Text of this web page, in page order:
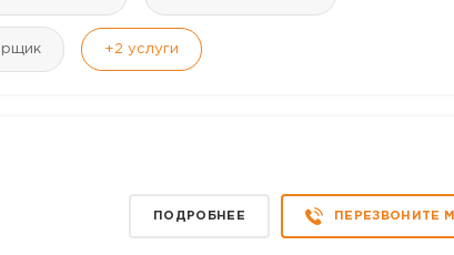
+2 услуги
ПОДРОБНЕЕ ПЕРЕЗВОНИТЕ